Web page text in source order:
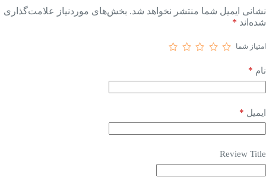
نشانی ایمیل شما منتشر نخواهد شد. بخش‌های موردنیاز علامت‌گذاری
شده‌اند *
امتیاز شما
نام *
ایمیل *
Review Title